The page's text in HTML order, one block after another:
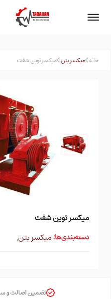
خانه میکسر بتن میکسر توین شفت
میکسر توین شفت
دسته‌بندی‌ها:میکسر بتن,
تضمین اصالت و